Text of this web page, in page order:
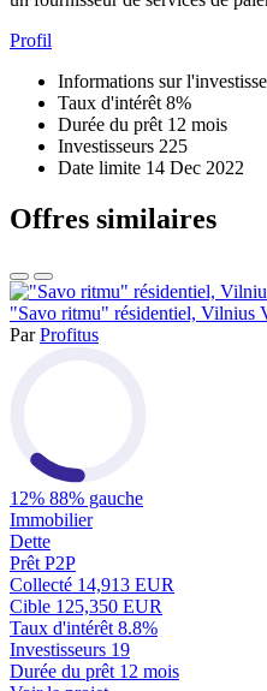
Profil
Informations sur
Taux d'intérêt 8%
Durée du prêt 12 mois
Investisseurs 225
Date limite 14 Dec 2022
Offres similaires
"Savo ritmu" résidentiel, Vilnius
ParProfitus
12% 88% gauche
Immobilier
Dette
Prêt P2P
Collecté 14,913 EUR
Cible 125,350 EUR
Taux d'intérêt 8.8%
Investisseurs 19
Durée du prêt 12 mois